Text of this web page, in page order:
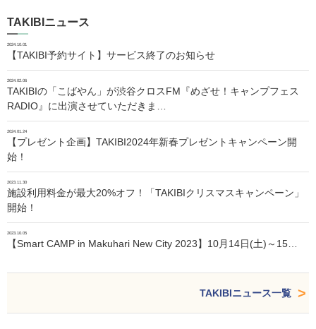
TAKIBIニュース
2024.10.01
【TAKIBI予約サイト】サービス終了のお知らせ
2024.02.06
TAKIBIの「こばやん」が渋谷クロスFM『めざせ！キャンプフェス
RADIO』に出演させていただきま…
2024.01.24
【プレゼント企画】TAKIBI2024年新春プレゼントキャンペーン開
始！
2023.11.30
施設利用料金が最大20%オフ！「TAKIBIクリスマスキャンペーン」
開始！
2023.10.05
【Smart CAMP in Makuhari New City 2023】10月14日(土)～15…
TAKIBIニュース一覧